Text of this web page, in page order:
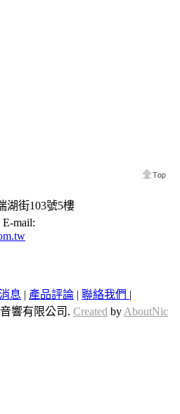
湖街103號5樓
mail:
息 | 產品評論 | 聯絡我們 |
響有限公司. Created by AboutNic